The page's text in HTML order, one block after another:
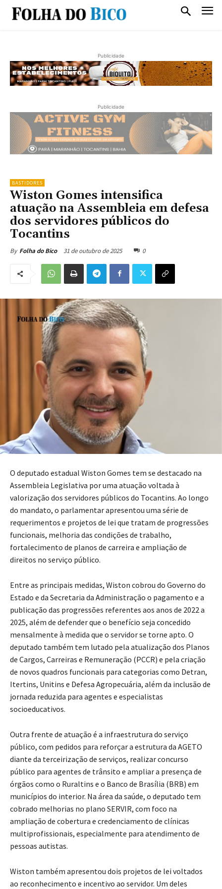
Publicidade
Publicidade
BASTIDORES
Wiston Gomes intensifica
atuação na Assembleia em defesa
dos servidores públicos do
Tocantins
By Folha do Bico 31 de outubro de 2025 0
O deputado estadual Wiston Gomes tem se destacado na
Assembleia Legislativa por uma atuação voltada à
valorização dos servidores públicos do Tocantins. Ao longo
do mandato, o parlamentar apresentou uma série de
requerimentos e projetos de lei que tratam de progressões
funcionais, melhoria das condições de trabalho,
fortalecimento de planos de carreira e ampliação de
direitos no serviço público.
Entre as principais medidas, Wiston cobrou do Governo do
Estado e da Secretaria da Administração o pagamento e a
publicação das progressões referentes aos anos de 2022 a
2025, além de defender que o benefício seja concedido
mensalmente à medida que o servidor se torne apto. O
deputado também tem lutado pela atualização dos Planos
de Cargos, Carreiras e Remuneração (PCCR) e pela criação
de novos quadros funcionais para categorias como Detran,
Itertins, Unitins e Defesa Agropecuária, além da inclusão de
jornada reduzida para agentes e especialistas
socioeducativos.
Outra frente de atuação é a infraestrutura do serviço
público, com pedidos para reforçar a estrutura da AGETO
diante da terceirização de serviços, realizar concurso
público para agentes de trânsito e ampliar a presença de
órgãos como o Ruraltins e o Banco de Brasília (BRB) em
municípios do interior. Na área da saúde, o deputado tem
cobrado melhorias no plano SERVIR, com foco na
ampliação de cobertura e credenciamento de clínicas
multiprofissionais, especialmente para atendimento de
pessoas autistas.
Wiston também apresentou dois projetos de lei voltados
ao reconhecimento e incentivo ao servidor. Um deles